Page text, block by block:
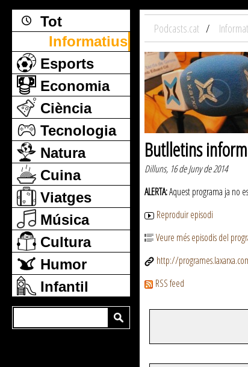
Tot
Informatius
Esports
Economia
Ciència
Tecnologia
Natura
Cuina
Viatges
Música
Cultura
Humor
Infantil
Podcasts.cat
Butlletins
Dilluns, 16 de Juny de 2014
ALERTA:Aquest programa ja no
Reproduir episodi
Veure més episodis del
http://
RSS feed